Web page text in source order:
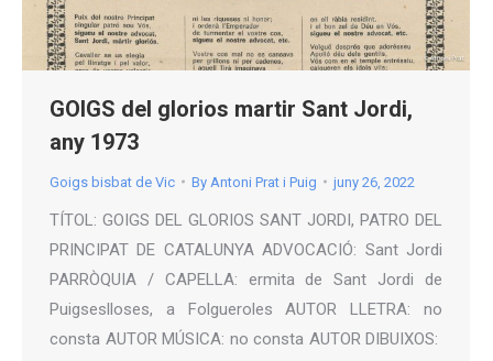
GOIGS del glorios martir Sant Jordi,
any 1973
Goigs bisbat de Vic By Antoni Prat i Puig juny 26, 2022
TÍTOL: GOIGS DEL GLORIOS SANT JORDI, PATRO DEL
PRINCIPAT DE CATALUNYA ADVOCACIÓ: Sant Jordi
PARRÒQUIA / CAPELLA: ermita de Sant Jordi de
Puigseslloses, a Folgueroles AUTOR LLETRA: no
consta AUTOR MÚSICA: no consta AUTOR DIBUIXOS: